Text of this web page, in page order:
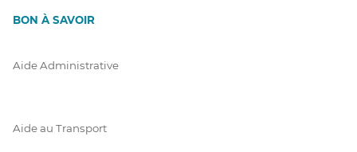
BON À SAVOIR
Aide Administrative
Aide au Transport